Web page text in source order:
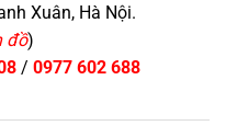
Xuân, Hà Nội.
đồ)
/ 0977 602 688